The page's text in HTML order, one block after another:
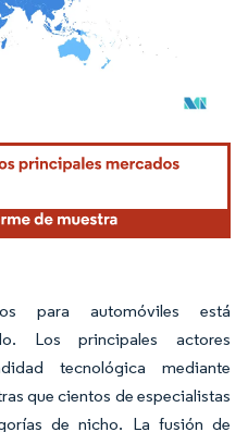
atribución según CC BY 4.0.
para automóviles está
Los principales actores
tecnológica mediante
que cientos de especialistas
de nicho. La fusión de